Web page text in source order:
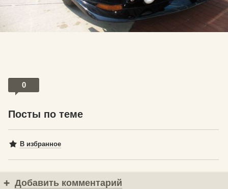
0
Посты по теме
В избранное
Добавить комментарий